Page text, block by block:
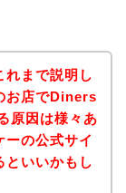
れまで説明し
お店でDiners
原因は様々あ
ーの公式サイ
といいかもし